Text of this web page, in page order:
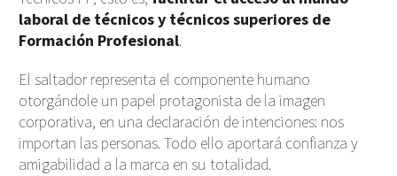
laboral de técnicos y técnicos superiores de
Formación Profesional.
El saltador representa el componente humano
otorgándole un papel protagonista de la imagen
corporativa, en una declaración de intenciones: nos
importan las personas. Todo ello aportará confianza y
amigabilidad a la marca en su totalidad.